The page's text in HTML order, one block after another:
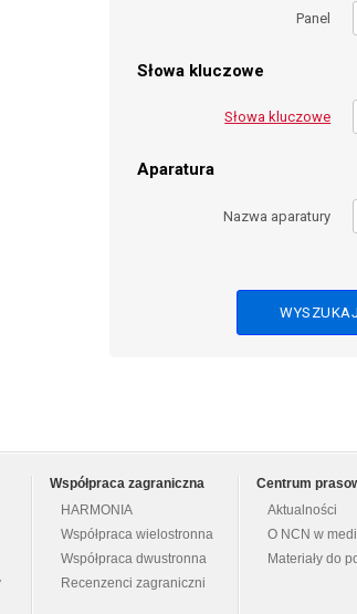
Panel
Słowa kluczowe
Słowa kluczowe
Aparatura
Nazwa aparatury
Współpraca zagraniczna
HARMONIA
Współpraca wielostronna
Współpraca dwustronna
Recenzenci zagraniczni
Centrum
Aktualności
O NCN w
Materiały do